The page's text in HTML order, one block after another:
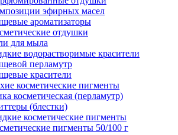
эфирных масел
ароматизаторы
отдушки
для мыла
водорастворимые красители
перламутр
красители
косметические пигменты
косметическая (перламутр)
(блестки)
косметические пигменты
пигменты 50/100 г